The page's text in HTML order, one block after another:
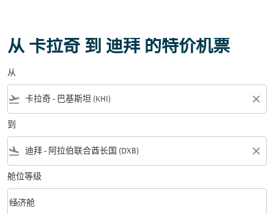
从 卡拉奇 到 迪拜 的特价机票
从
flight_takeoff close
到
flight_land close
舱位等级
舱位等级 option 经济舱 Selected
经济舱
keyboard_arrow_down